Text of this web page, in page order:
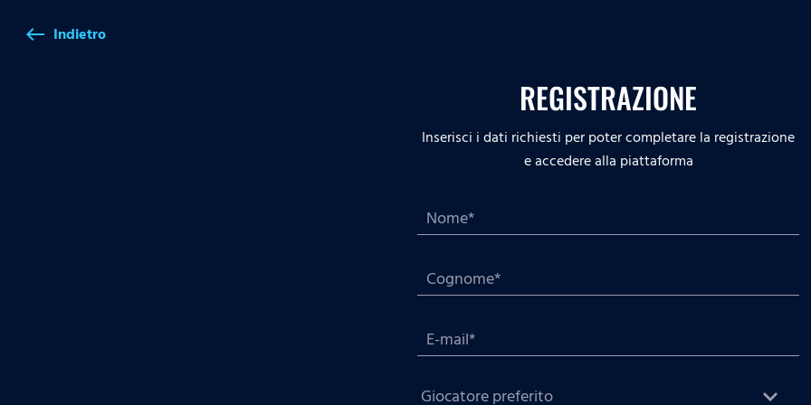
west Indietro
REGISTRAZIONE
Inserisci i dati richiesti per poter completare la registrazione
e accedere alla piattaforma